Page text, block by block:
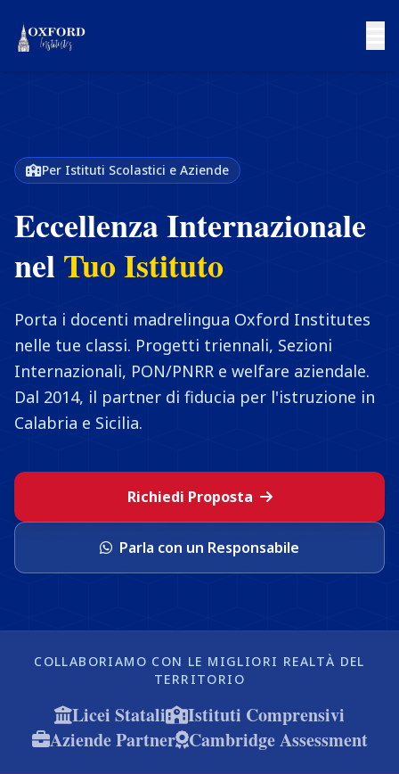
Per Istituti Scolastici e Aziende
Eccellenza Internazionale
nelTuo Istituto
Porta i docenti madrelingua Oxford Institutes
nelle tue classi. Progetti triennali, Sezioni
Internazionali, PON/PNRR e welfare aziendale.
Dal 2014, il partner di fiducia per l'istruzione in
Calabria e Sicilia.
Richiedi Proposta
Parla con un Responsabile
COLLABORIAMO CON LE MIGLIORI REALTÀ DEL
TERRITORIO
Licei Statali
Istituti Comprensivi
Aziende Partner Cambridge Assessment